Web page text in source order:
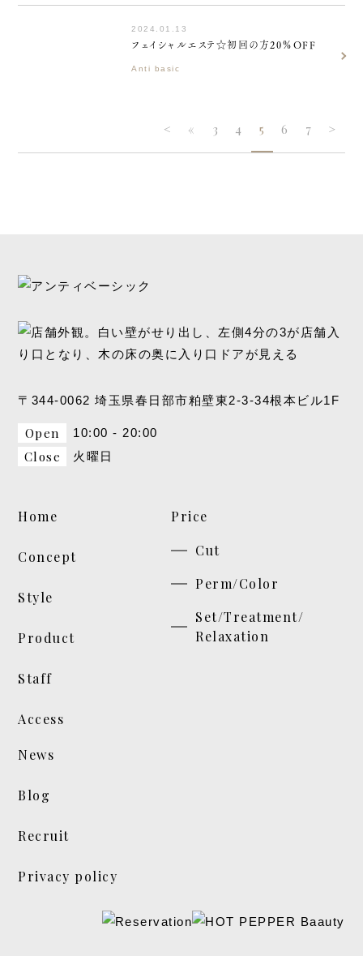
2024.01.13
フェイシャルエステ☆初回の方20％OFF
Anti basic
< « 3 4 5 6 7 >
〒344-0062 埼玉県春日部市粕壁東2-3-34根本ビル1F
Open 10:00 - 20:00
Close 火曜日
Home
Concept
Style
Product
Staff
Access
Price
Cut
Perm/Color
Set/Treatment/
Relaxation
News
Blog
Recruit
Privacy policy